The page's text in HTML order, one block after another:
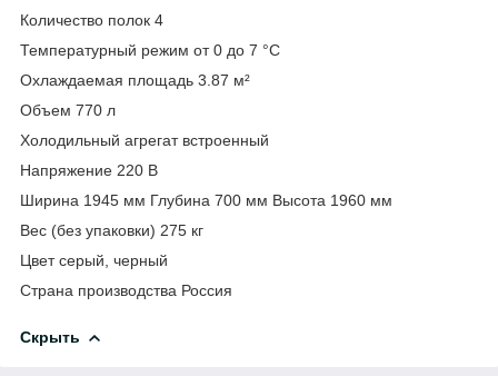
Количество полок 4
Температурный режим от 0 до 7 °C
Охлаждаемая площадь 3.87 м²
Объем 770 л
Холодильный агрегат встроенный
Напряжение 220 В
Ширина 1945 мм Глубина 700 мм Высота 1960 мм
Вес (без упаковки) 275 кг
Цвет серый, черный
Страна производства Россия
Скрыть